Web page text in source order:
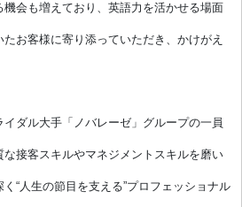
機会も増えており、英語力を活かせる場面
お客様に寄り添っていただき、かけがえ
ダル大手「ノバレーゼ」グループの一員
接客スキルやマネジメントスキルを磨い
“人生の節目を支える”プロフェッショナル